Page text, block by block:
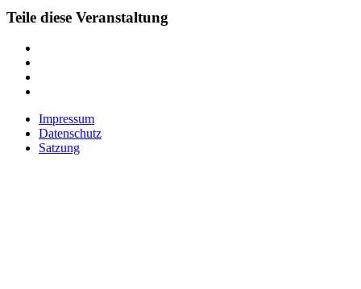
Teile diese Veranstaltung
Impressum
Datenschutz
Satzung